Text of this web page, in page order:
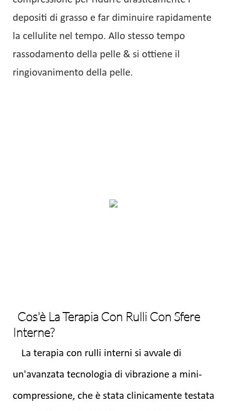
depositi di grasso e far diminuire rapidamente
la cellulite nel tempo. Allo stesso tempo
rassodamento della pelle & si ottiene il
ringiovanimento della pelle.
Cos'è La Terapia Con Rulli Con Sfere
Interne?
La terapia con rulli interni si avvale di
un'avanzata tecnologia di vibrazione a mini-
compressione, che è stata clinicamente testata